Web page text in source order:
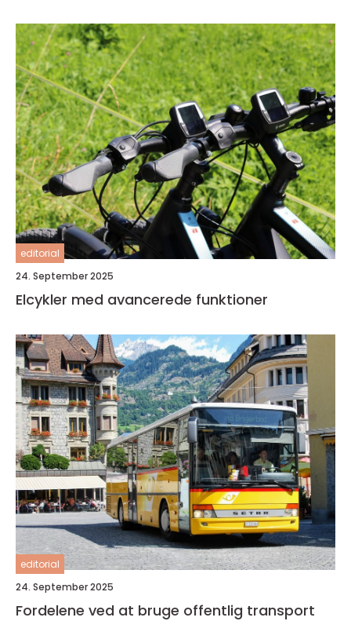
editorial
24. September 2025
Elcykler med avancerede funktioner
editorial
24. September 2025
Fordelene ved at bruge offentlig transport